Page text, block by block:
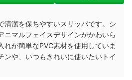
清潔を保ちやすいスリッパです。シ
ニマルフェイスデザインがかわいら
れが簡単なPVC素材を使用していま
ンや、いつもきれいに使いたいトイ